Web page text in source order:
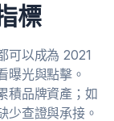
標
可以成為 2021
曝光與點擊。
積品牌資產；如
少查證與承接。